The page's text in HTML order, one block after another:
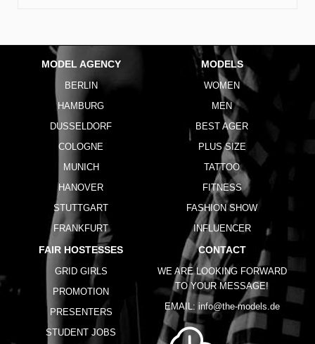
MODEL AGENCY
BERLIN
HAMBURG
DUSSELDORF
COLOGNE
MUNICH
HANOVER
STUTTGART
FRANKFURT
MODELS
WOMEN
MEN
BEST AGER
PLUS SIZE
TATTOO
FITNESS
FASHION SHOW
INFLUENCER
FAIR HOSTESSES
GRID GIRLS
PROMOTION
PRESENTERS
STUDENT JOBS
CONTACT
WE ARE LOOKING FORWARD
TO YOUR MESSAGE!
EMAIL: info@the-models.de